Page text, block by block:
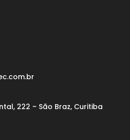
222 – São Braz, Curitiba